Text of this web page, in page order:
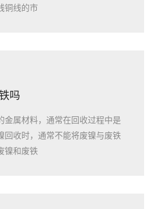
铜线的市
吗
金属材料，通常在回收过程中是
回收时，通常不能将废镍与废铁
镍和废铁